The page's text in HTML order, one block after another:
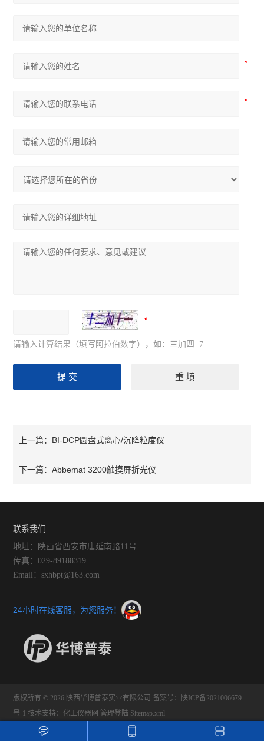
请输入计算结果（填写阿拉伯数字），如：三加四=7
上一篇： BI-DCP圆盘式离心/沉降粒度仪
下一篇：Abbemat 3200触摸屏折光仪
联系我们
地址：陕西省西安市唐延南路11号
传真：029-89188319
Email：sxhbpt@163.com
24小时在线客服，为您服务！
版权所有 © 2026 陕西华博普泰实业有限公司 备案号：陕ICP备2021006679
号-1 技术支持： 化工仪器网 管理登陆 Sitemap.xml